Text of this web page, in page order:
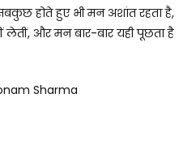
होते हुए भी मन अशांत रहता है,
और मन बार-बार यही पूछता है
Sharma